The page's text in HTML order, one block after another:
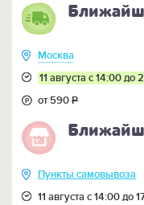
Москва
11 августа с 14:00 до
от 590Р
Пункты самовывоза
11 августа с 14:00 до